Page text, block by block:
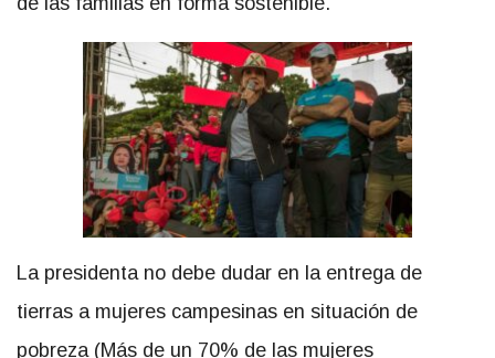
La presidenta no debe dudar en la entrega de
tierras a mujeres campesinas en situación de
pobreza (Más de un 70% de las mujeres